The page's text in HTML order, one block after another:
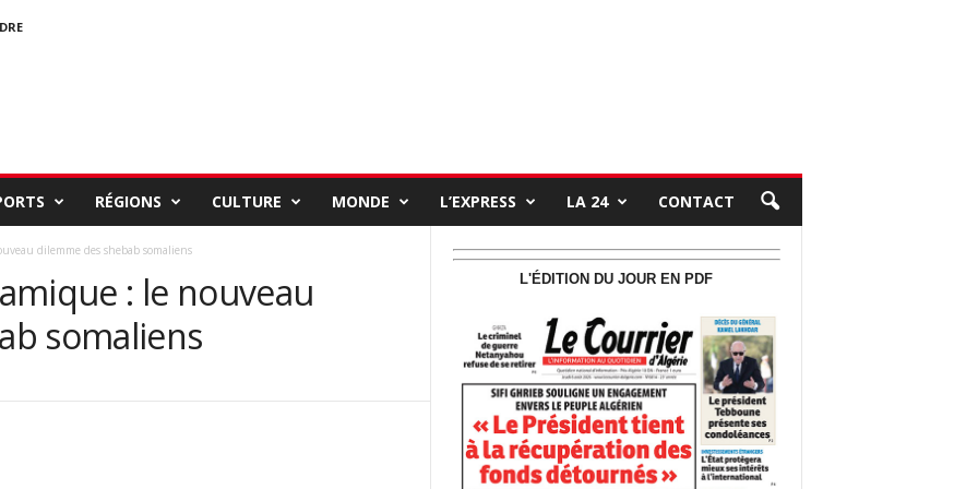
RÉGIONS CULTURE MONDE L’EXPRESS LA 24 CONTACT
dilemme des shebab somaliens
: le nouveau
somaliens
L'ÉDITION DU JOUR EN PDF